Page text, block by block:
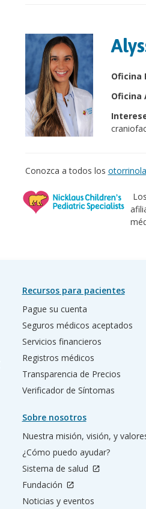
Oficina
Oficina
Conozca a todos los
Recursos para pacientes
Pague su cuenta
Seguros médicos aceptados
Servicios financieros
Registros médicos
Transparencia de Precios
Verificador de Síntomas
Sobre nosotros
Nuestra misión, visión, y
¿Cómo puedo ayudar?
Sistema de salud
Fundación
Noticias y eventos